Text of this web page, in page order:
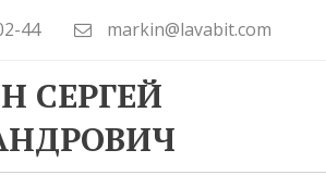
44 markin@lavabit.com
СЕРГЕЙ